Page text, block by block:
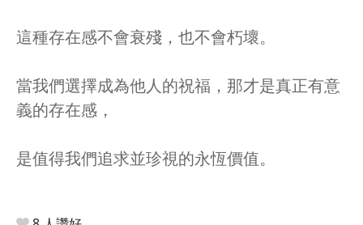
這種存在感不會衰殘，也不會朽壞。
當我們選擇成為他人的祝福，那才是真正有意
義的存在感，
是值得我們追求並珍視的永恆價值。